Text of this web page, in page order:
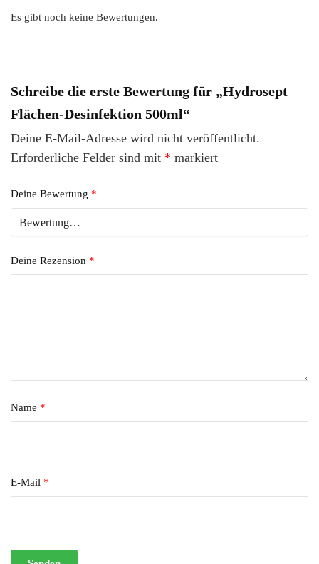
Es gibt noch keine Bewertungen.
Schreibe die erste Bewertung für „Hydrosept
Flächen-Desinfektion 500ml“
Deine E-Mail-Adresse wird nicht veröffentlicht.
Erforderliche Felder sind mit * markiert
Deine Bewertung *
Deine Rezension *
Name *
E-Mail *